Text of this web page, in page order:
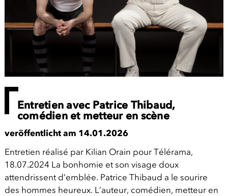
Entretien avec Patrice Thibaud,
comédien et metteur en scène
veröffentlicht am 14.01.2026
Entretien réalisé par Kilian Orain pour Télérama,
18.07.2024 La bonhomie et son visage doux
attendrissent d’emblée. Patrice Thibaud a le sourire
des hommes heureux. L’auteur, comédien, metteur en